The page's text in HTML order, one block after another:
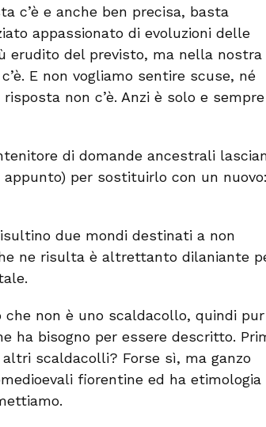
c’è e anche ben precisa, basta
appassionato di evoluzioni delle
erudito del previsto, ma nella nostra
E non vogliamo sentire scuse, né
non c’è. Anzi è solo e sempre
di domande ancestrali
appunto) per sostituirlo con un
due mondi destinati a non
ne risulta è altrettanto dilaniante
che non è uno scaldacollo, quindi pur
ha bisogno per essere descritto.
scaldacolli? Forse sì, ma ganzo
fiorentine ed ha etimologia